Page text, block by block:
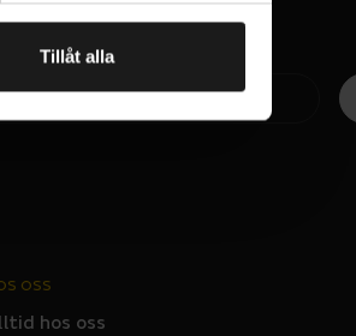
Tillåt alla
OSS
hos oss